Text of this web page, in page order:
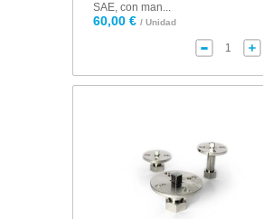
SAE, con man...
60,00 € / Unidad